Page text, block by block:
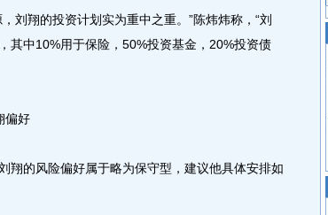
翔的投资计划实为重中之重。”陈炜炜称，“刘
其中10%用于保险，50%投资基金，20%投资债
偏好
的风险偏好属于略为保守型，建议他具体安排如